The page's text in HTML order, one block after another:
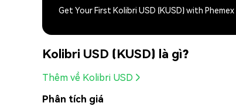
Get Your First Kolibri USD (KUSD) with Phemex
Kolibri USD (KUSD) là gì?
Thêm về Kolibri USD
Phân tích giá